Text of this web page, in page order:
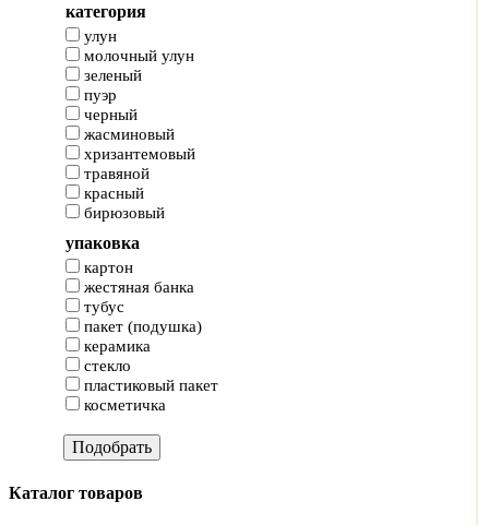
категория
улун
молочный улун
зеленый
пуэр
черный
жасминовый
хризантемовый
травяной
красный
бирюзовый
упаковка
картон
жестяная банка
тубус
пакет (подушка)
керамика
стекло
пластиковый пакет
косметичка
Каталог товаров